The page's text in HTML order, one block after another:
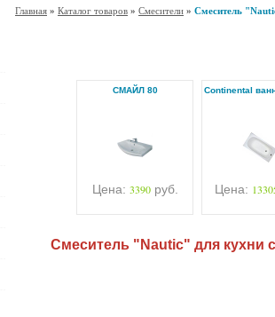
Главная » Каталог товаров » Смесители » Cмеситель
СМАЙЛ 80
Цена: 3390руб.
Continental
Цена:
Cмеситель "Nautic" для кухни